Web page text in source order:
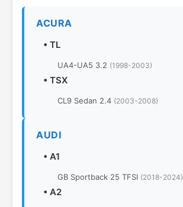
ACURA
• TL
UA4-UA5 3.2 (1998-2003)
• TSX
CL9 Sedan 2.4 (2003-2008)
AUDI
• A1
GB Sportback 25 TFSI (2018-2024)
• A2